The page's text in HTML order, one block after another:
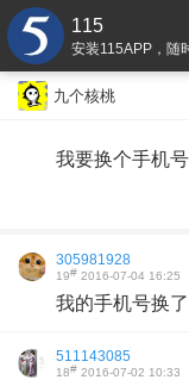
115
安装115APP，随
九个核桃
我要换个手机
305981928
19# 2016-07-04 16:25
我的手机号换
511143085
18# 2016-07-02 10:33